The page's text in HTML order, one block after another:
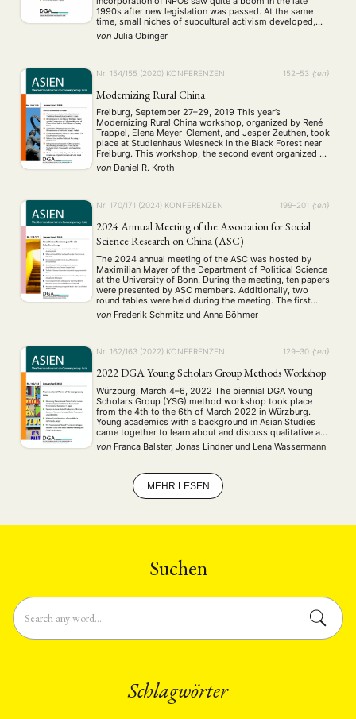
ANTRAG AUF EINEN SMALL GRANT DER DGA MITGLIEDERBEREICH DIE DGA
MITGLIEDSCHAFT
Aktuelles von unseren Mitgliedern (4) Art (5) ASIEN (Zeitschrift) (25)
Auszeichnung (12) Bericht (128) Bildung (22) Calls for… (1287)
Cinema (4) DGA (92) Diskussion (74) Fellowship
Geografie Geschichte (93) Gesellschaft (283) Globalisation (7)
Hybrid (172) Kultur (27) Kunst (4) Lecture (94) Literatur (261)
Medien (24) Migration (39) Nationalism (6) Online (235)
Philosophie (12) Politik (417) Politikwissenschaften Praktikum
Präsentation Programm
Stellenausschreibung (661) Stipendium Studium (21)
Summer School (10) Symposium (32) Tagung (500) Tourismus (14)
Umwelt Veranstaltung (788) Webinar (28) Wirtschaft
Workshop
MITGLIEDSCHAFT STUDIUM DATENSCHUTZERKLÄRUNG
MITGLIEDERBEREICH KONTAKT SPENDEN SIE JETZT!
1990s after new legislation was passed. At the same
time, small niches of subcultural activism developed,
enriching Japan’s stagnant protest scene with new
tactics. Despite all this, the absence …
von Julia Obinger
Nr. 154/155 (2020) KONFERENZEN 152–53 {:en}
Modernizing Rural China
Freiburg, September 27–29, 2019 This year’s
Modernizing Rural China workshop, organized by René
Trappel, Elena Meyer-Clement, and Jesper Zeuthen, took
place at Studienhaus Wiesneck in the Black Forest near
Freiburg. This workshop, the second event organized by
the Modernizing Rural China Research Network, sought
to further explore the effects of state led rural
von Daniel R. Kroth
Nr. 170/171 (2024) KONFERENZEN 199–201 {:en}
2024 Annual Meeting of the Association for Social
Science Research on China (ASC)
The 2024 annual meeting of the ASC was hosted by
Maximilian Mayer of the Department of Political Science
at the University of Bonn. During the meeting, ten papers
were presented by ASC members. Additionally, two
round tables were held during the meeting. The first
round table, titled “Global China and the Global South in
a …
von Frederik Schmitz und Anna Böhmer
Nr. 162/163 (2022) KONFERENZEN 129–30 {:en}
2022 DGA Young Scholars Group Methods Workshop
Würzburg, March 4–6, 2022 The biennial DGA Young
Scholars Group (YSG) method workshop took place
from the 4th to the 6th of March 2022 in Würzburg.
Young academics with a background in Asian Studies
came together to learn about and discuss qualitative and
quantitative methods that are relevant for doing
research in times of the …
von Franca Balster, Jonas Lindner und Lena Wassermann
MEHR LESEN
Suchen
Schlagwörter